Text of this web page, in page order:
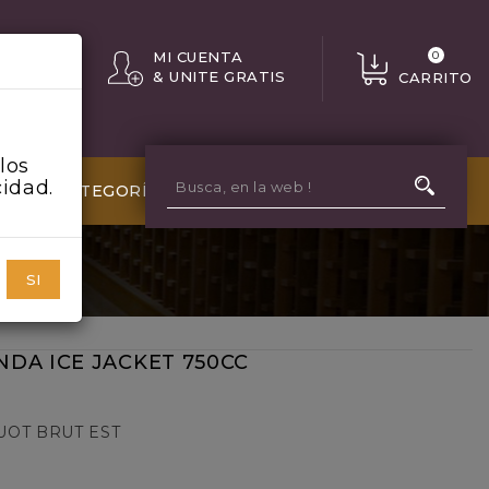
0
CARRITO
MI CUENTA
& UNITE GRATIS
MÁS CATEGORÍAS
ICE JACKET 750CC
BRUT EST
SI